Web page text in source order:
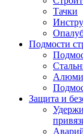
Тачки
Подмости
Защита и